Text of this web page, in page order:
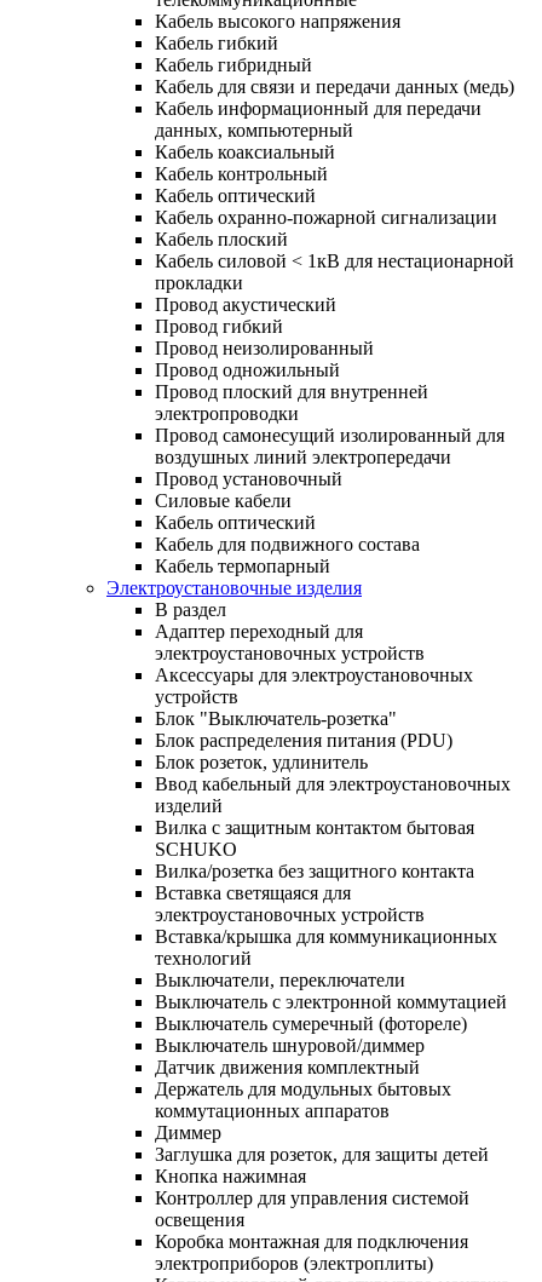
Кабель высокого напряжения
Кабель гибкий
Кабель гибридный
Кабель для связи и передачи данных (медь)
Кабель информационный для передачи
данных, компьютерный
Кабель коаксиальный
Кабель контрольный
Кабель оптический
Кабель охранно-пожарной сигнализации
Кабель плоский
Кабель силовой < 1кВ для нестационарной
прокладки
Провод акустический
Провод гибкий
Провод неизолированный
Провод одножильный
Провод плоский для внутренней
электропроводки
Провод самонесущий изолированный для
воздушных линий электропередачи
Провод установочный
Силовые кабели
Кабель оптический
Кабель для подвижного состава
Кабель термопарный
Электроустановочные изделия
В раздел
Адаптер переходный для
электроустановочных устройств
Аксессуары для электроустановочных
устройств
Блок "Выключатель-розетка"
Блок распределения питания (PDU)
Блок розеток, удлинитель
Ввод кабельный для электроустановочных
изделий
Вилка с защитным контактом бытовая
SCHUKO
Вилка/розетка без защитного контакта
Вставка светящаяся для
электроустановочных устройств
Вставка/крышка для коммуникационных
технологий
Выключатели, переключатели
Выключатель с электронной коммутацией
Выключатель сумеречный (фотореле)
Выключатель шнуровой/диммер
Датчик движения комплектный
Держатель для модульных бытовых
коммутационных аппаратов
Диммер
Заглушка для розеток, для защиты детей
Кнопка нажимная
Контроллер для управления системой
освещения
Коробка монтажная для подключения
электроприборов (электроплиты)